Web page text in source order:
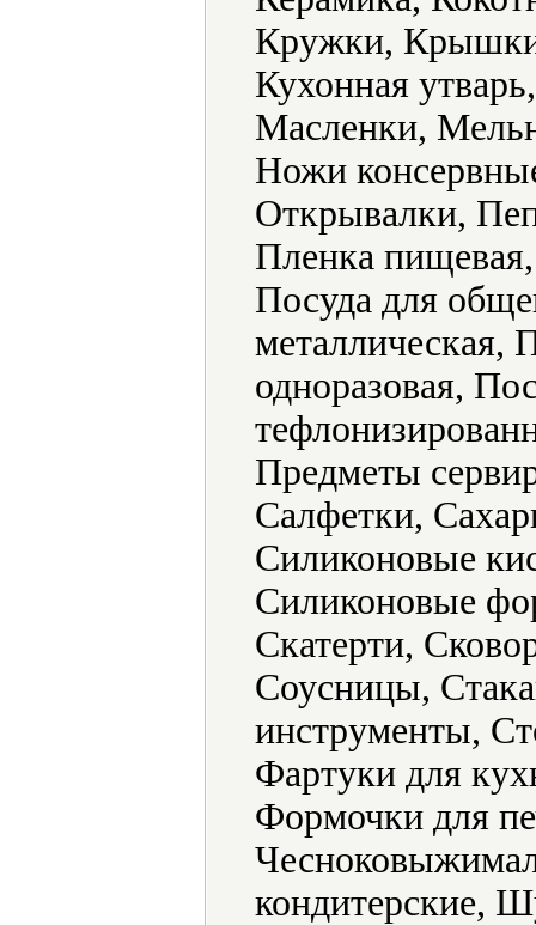
Кружки, Крышки
Кухонная
Масленки,
Ножи
Открывалки,
Пленка
Посуда для
металлическая,
одноразовая,
Предметы
Салфетки,
Силиконовые
Силиконовые
Скатерти,
Соусницы,
инструменты,
Фартуки для
Формочки для
кондитерские,